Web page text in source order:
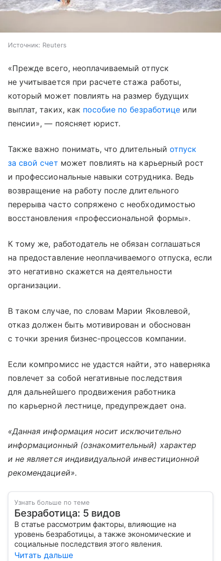
Источник: Reuters
«Прежде всего, неоплачиваемый отпуск
не учитывается при расчете стажа работы,
который может повлиять на размер будущих
выплат, таких, как пособие по безработицеили
пенсии», — поясняет юрист.
Также важно понимать, что длительный отпуск
за свой счет может повлиять на карьерный рост
и профессиональные навыки сотрудника. Ведь
возвращение на работу после длительного
перерыва часто сопряжено с необходимостью
восстановления «профессиональной формы».
К тому же, работодатель не обязан соглашаться
на предоставление неоплачиваемого отпуска, если
это негативно скажется на деятельности
организации.
В таком случае, по словам Марии Яковлевой,
отказ должен быть мотивирован и обоснован
с точки зрения бизнес-процессов компании.
Если компромисс не удастся найти, это наверняка
повлечет за собой негативные последствия
для дальнейшего продвижения работника
по карьерной лестнице, предупреждает она.
«Данная информация носит исключительно
информационный (ознакомительный) характер
и не является индивидуальной инвестиционной
рекомендацией».
Узнать больше по теме
Безработица: 5 видов
В статье рассмотрим факторы, влияющие на
уровень безработицы, а также экономические и
Читать дальше